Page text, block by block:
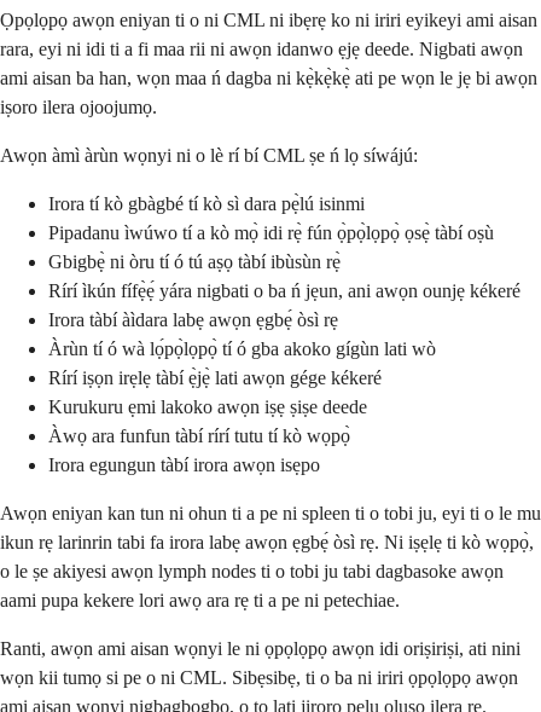
Ọpọlọpọ awọn eniyan ti o ni CML ni ibẹrẹ ko ni iriri eyikeyi ami aisan
rara, eyi ni idi ti a fi maa rii ni awọn idanwo ẹjẹ deede. Nigbati awọn
ami aisan ba han, wọn maa ń dagba ni kẹ̀kẹ̀kẹ̀ ati pe wọn le jẹ bi awọn
iṣoro ilera ojoojumọ.
Awọn àmì àrùn wọnyi ni o lè rí bí CML ṣe ń lọ síwájú:
Irora tí kò gbàgbé tí kò sì dara pẹ̀lú isinmi
Pipadanu ìwúwo tí a kò mọ̀ idi rẹ̀ fún ọ̀pọ̀lọpọ̀ ọsẹ̀ tàbí oṣù
Gbigbẹ̀ ni òru tí ó tú aṣọ tàbí ibùsùn rẹ̀
Rírí ìkún fífẹ̀ẹ́ yára nigbati o ba ń jẹun, ani awọn ounjẹ kékeré
Irora tàbí àìdara labẹ awọn ẹgbẹ́ òsì rẹ
Àrùn tí ó wà lọ́pọ̀lọpọ̀ tí ó gba akoko gígùn lati wò
Rírí iṣọn irẹlẹ tàbí ẹ̀jẹ̀ lati awọn gége kékeré
Kurukuru ẹmi lakoko awọn iṣẹ ṣiṣe deede
Àwọ ara funfun tàbí rírí tutu tí kò wọpọ̀
Irora egungun tàbí irora awọn isẹpo
Awọn eniyan kan tun ni ohun ti a pe ni spleen ti o tobi ju, eyi ti o le mu
ikun rẹ larinrin tabi fa irora labẹ awọn ẹgbẹ́ òsì rẹ. Ni iṣẹlẹ ti kò wọpọ̀,
o le ṣe akiyesi awọn lymph nodes ti o tobi ju tabi dagbasoke awọn
aami pupa kekere lori awọ ara rẹ ti a pe ni petechiae.
Ranti, awọn ami aisan wọnyi le ni ọpọlọpọ awọn idi oriṣiriṣi, ati nini
wọn kii tumọ si pe o ni CML. Sibẹsibẹ, ti o ba ni iriri ọpọlọpọ awọn
ami aisan wọnyi nigbagbogbo, o tọ lati jiroro pẹlu oluṣọ ilera rẹ.